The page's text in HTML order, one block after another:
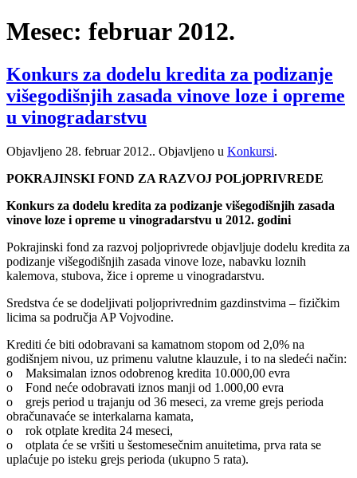
Mesec: februar 2012.
Konkurs za dodelu kredita za podizanje
višegodišnjih zasada vinove loze i opreme
u vinogradarstvu
Objavljeno 28. februar 2012.. Objavljeno u Konkursi.
POKRAJINSKI FOND ZA RAZVOJ POLjOPRIVREDE
Konkurs za dodelu kredita za podizanje višegodišnjih zasada
vinove loze i opreme u vinogradarstvu u 2012. godini
Pokrajinski fond za razvoj poljoprivrede objavljuje dodelu kredita za
podizanje višegodišnjih zasada vinove loze, nabavku loznih
kalemova, stubova, žice i opreme u vinogradarstvu.
Sredstva će se dodeljivati poljoprivrednim gazdinstvima – fizičkim
licima sa područja AP Vojvodine.
Krediti će biti odobravani sa kamatnom stopom od 2,0% na
godišnjem nivou, uz primenu valutne klauzule, i to na sledeći način:
o Maksimalan iznos odobrenog kredita 10.000,00 evra
o Fond neće odobravati iznos manji od 1.000,00 evra
o grejs period u trajanju od 36 meseci, za vreme grejs perioda
obračunavaće se interkalarna kamata,
o rok otplate kredita 24 meseci,
o otplata će se vršiti u šestomesečnim anuitetima, prva rata se
uplaćuje po isteku grejs perioda (ukupno 5 rata).